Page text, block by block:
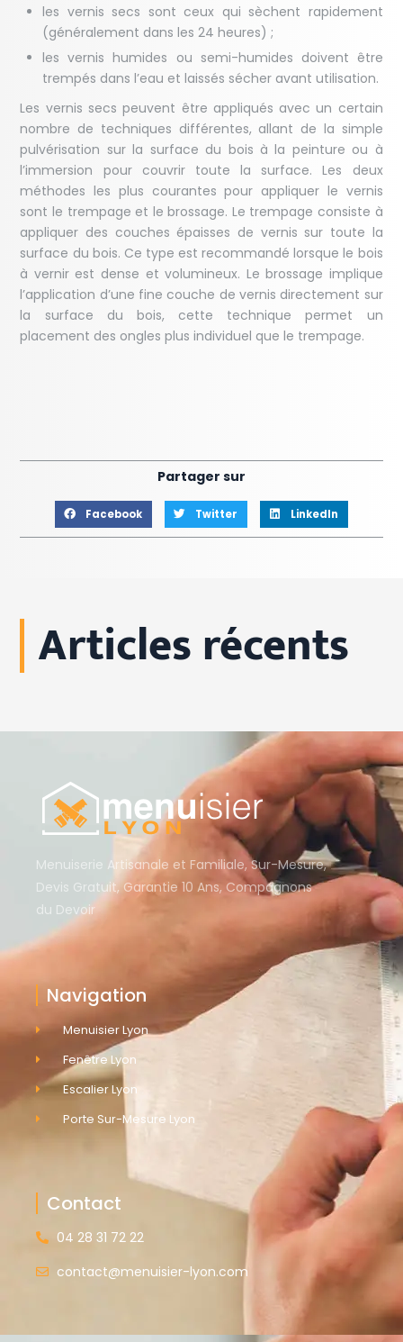
les vernis secs sont ceux qui sèchent rapidement
(généralement dans les 24 heures) ;
les vernis humides ou semi-humides doivent être
trempés dans l’eau et laissés sécher avant utilisation.
Les vernis secs peuvent être appliqués avec un certain
nombre de techniques différentes, allant de la simple
pulvérisation sur la surface du bois à la peinture ou à
l’immersion pour couvrir toute la surface. Les deux
méthodes les plus courantes pour appliquer le vernis
sont le trempage et le brossage. Le trempage consiste à
appliquer des couches épaisses de vernis sur toute la
surface du bois. Ce type est recommandé lorsque le bois
à vernir est dense et volumineux. Le brossage implique
l’application d’une fine couche de vernis directement sur
la surface du bois, cette technique permet un
placement des ongles plus individuel que le trempage.
Partager sur
Facebook Twitter LinkedIn
Articles récents
Menuiserie Artisanale et Familiale, Sur-Mesure,
Devis Gratuit, Garantie 10 Ans, Compagnons
du Devoir
Navigation
Menuisier Lyon
Fenêtre Lyon
Escalier Lyon
Porte Sur-Mesure Lyon
Contact
04 28 31 72 22
contact@menuisier-lyon.com